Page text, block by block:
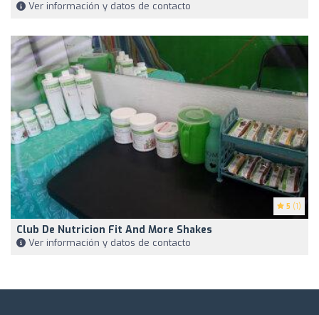
Ver información y datos de contacto
5 (1)
Club De Nutricion Fit And More Shakes
Ver información y datos de contacto